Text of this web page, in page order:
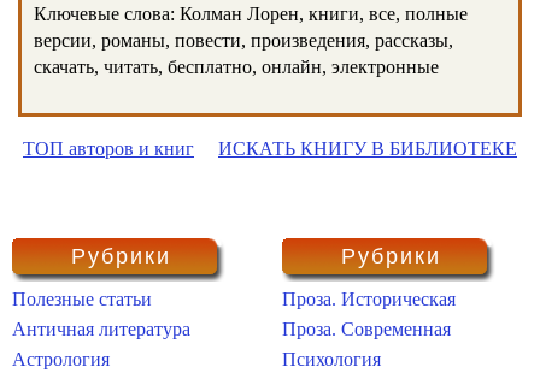
Ключевые слова: Колман Лорен, книги, все, полные
версии, романы, повести, произведения, рассказы,
скачать, читать, бесплатно, онлайн, электронные
ТОП авторов и книг ИСКАТЬ КНИГУ В БИБЛИОТЕКЕ
Рубрики
Полезные статьи
Античная литература
Астрология
Рубрики
Проза. Историческая
Проза. Современная
Психология